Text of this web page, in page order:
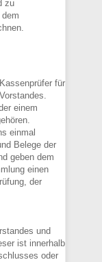
zu
für
einem
einmal
Belege der
geben dem
einen
der
und
ist innerhalb
oder